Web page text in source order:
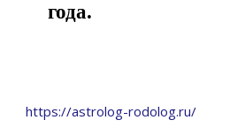
года.
https://astrolog-rodolog.ru/